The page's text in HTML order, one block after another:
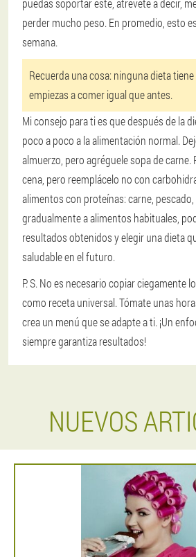
puedas soportar este, atrévete a decir,
perder mucho peso. En promedio, esto
semana.
Recuerda una cosa: ninguna dieta
empiezas a comer igual que antes.
Mi consejo para ti es que después de la
poco a poco a la alimentación normal.
almuerzo, pero agréguele sopa de carne.
cena, pero reemplácelo no con
alimentos con proteínas: carne,
gradualmente a alimentos habituales,
resultados obtenidos y elegir una dieta
saludable en el futuro.
P. S. No es necesario copiar ciegamente
como receta universal. Tómate unas
crea un menú que se adapte a ti. ¡Un
siempre garantiza resultados!
NUEVOS